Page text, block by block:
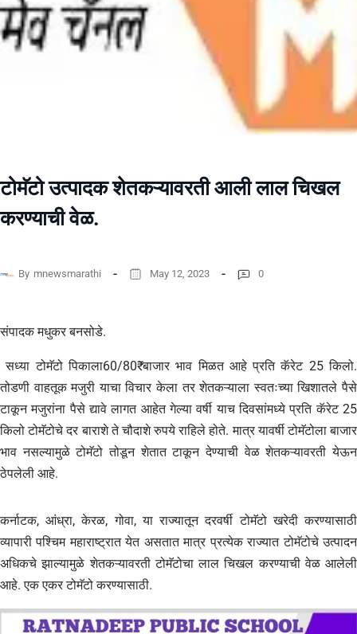
टोमॅटो उत्पादक शेतकऱ्यावरती आली लाल चिखल
करण्याची वेळ.
By mnewsmarathi May 12, 2023 0
संपादक मधुकर बनसोडे.
सध्या टोमॅटो पिकाला60/80₹ बाजार भाव मिळत आहे प्रति कॅरेट 25 किलो.
तोडणी वाहतूक मजुरी याचा विचार केला तर शेतकऱ्याला स्वतःच्या खिशातले पैसे
टाकून मजुरांना पैसे द्यावे लागत आहेत गेल्या वर्षी याच दिवसांमध्ये प्रति कॅरेट 25
किलो टोमॅटोचे दर बाराशे ते चौदाशे रुपये राहिले होते. मात्र यावर्षी टोमॅटोला बाजार
भाव नसल्यामुळे टोमॅटो तोडून शेतात टाकून देण्याची वेळ शेतकऱ्यावरती येऊन
ठेपलेली आहे.
कर्नाटक, आंध्रा, केरळ, गोवा, या राज्यातून दरवर्षी टोमॅटो खरेदी करण्यासाठी
व्यापारी पश्चिम महाराष्ट्रात येत असतात मात्र प्रत्येक राज्यात टोमॅटोचे उत्पादन
अधिकचे झाल्यामुळे शेतकऱ्यावरती टोमॅटोचा लाल चिखल करण्याची वेळ आलेली
आहे. एक एकर टोमॅटो करण्यासाठी.